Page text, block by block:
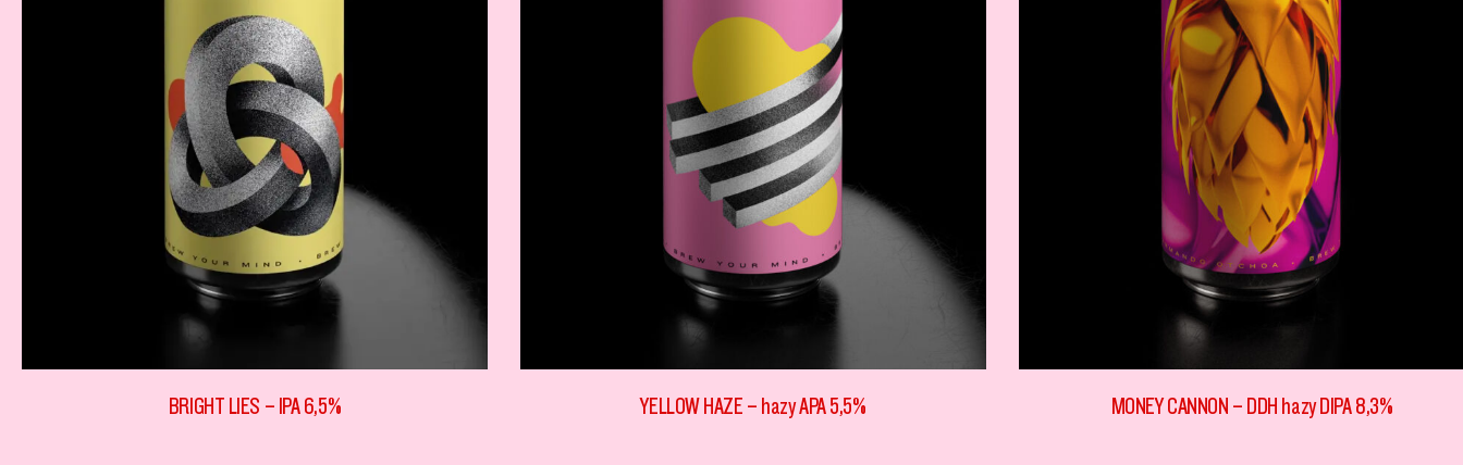
BRIGHT LIES – IPA 6,5% YELLOW HAZE – hazy APA 5,5% MONEY CANNON – DDH hazy DIPA 8,3%